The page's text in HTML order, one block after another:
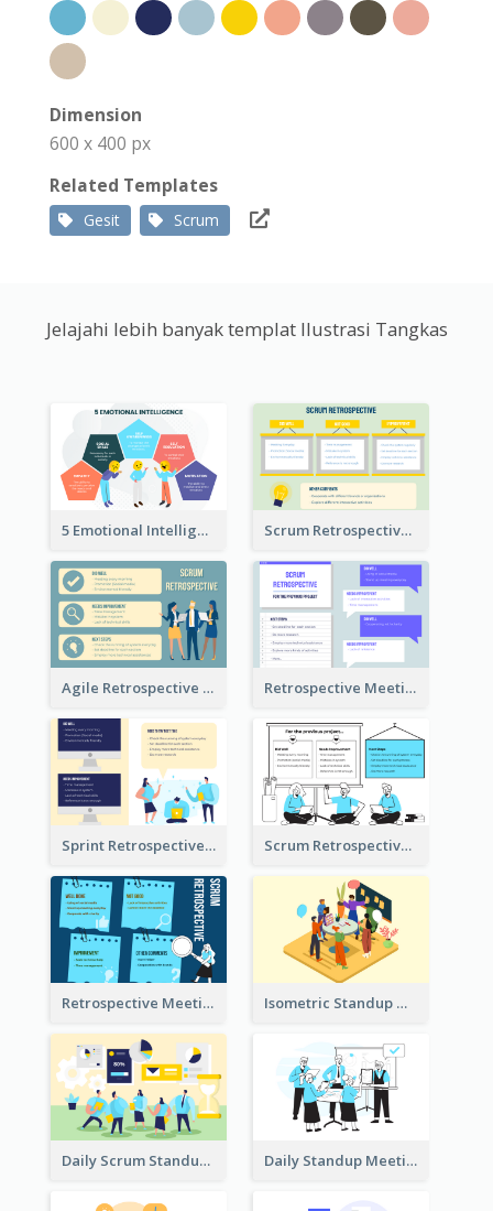
Dimension
600 x 400 px
Related Templates
Gesit Scrum
Jelajahi lebih banyak templat Ilustrasi Tangkas
5 Emotional Intelligence Illustration Scrum Retrospective Meeting Questions
Agile Retrospective Template Retrospective Meeting Questions
Sprint Retrospective Illustration Scrum Retrospective Meeting Illustration
Retrospective Meeting Ideas Isometric Standup Meeting Illustration
Daily Scrum Standup Meeting Illustration Daily Standup Meeting Illustration